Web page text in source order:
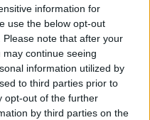
information for
use the below opt-out
note that after your
continue seeing
information utilized by
to third parties prior to
opt-out of the further
by third parties on the
Ver perfil
@teletextopuntocom Ver perfil